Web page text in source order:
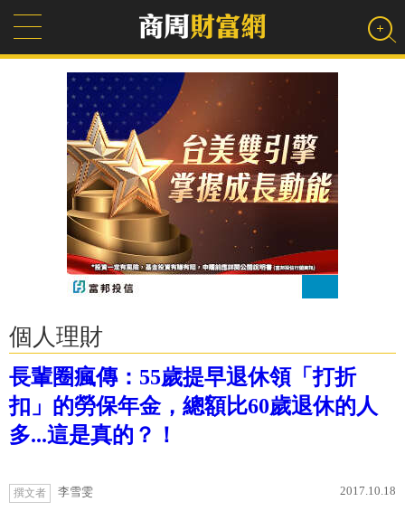
個人理財
長輩圈瘋傳：55歲提早退休領「打折
扣」的勞保年金，總額比60歲退休的人
多...這是真的？！
撰文者 李雪雯 2017.10.18